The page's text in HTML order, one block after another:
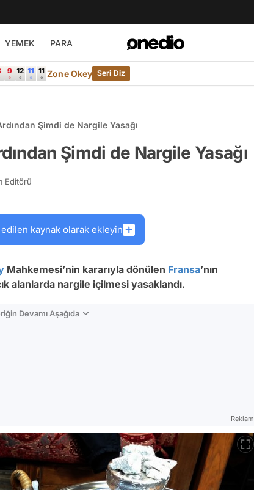
YEMEK PARA
Zone Okey Seri Diz
Şimdi de Nargile Yasağı
Şimdi de Nargile Yasağı
Editörü
kaynak olarak ekleyin
Mahkemesi’nin kararıyla dönülen Fransa’nın
alanlarda nargile içilmesi yasaklandı.
Devamı Aşağıda
Reklam